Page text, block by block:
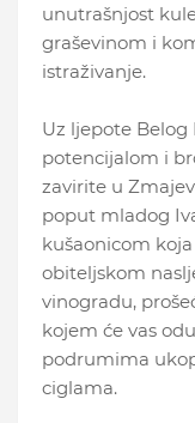
unutrašnjost
graševinom i
istraživanje.
Uz ljepote Belog
potencijalom i
zavirite u
poput mladog
kušaonicom
obiteljskom
vinogradu,
kojem će vas
podrumima
ciglama.